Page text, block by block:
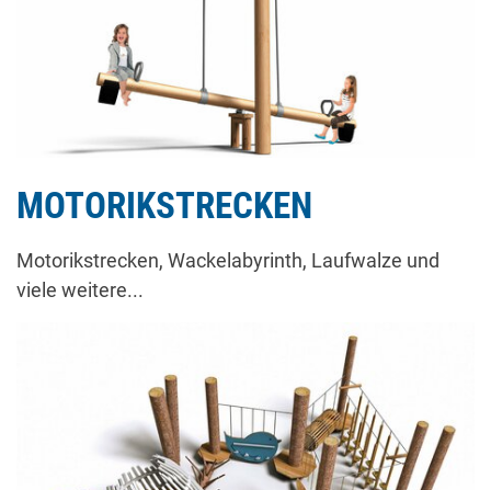
MOTORIKSTRECKEN
Motorikstrecken, Wackelabyrinth, Laufwalze und
viele weitere...